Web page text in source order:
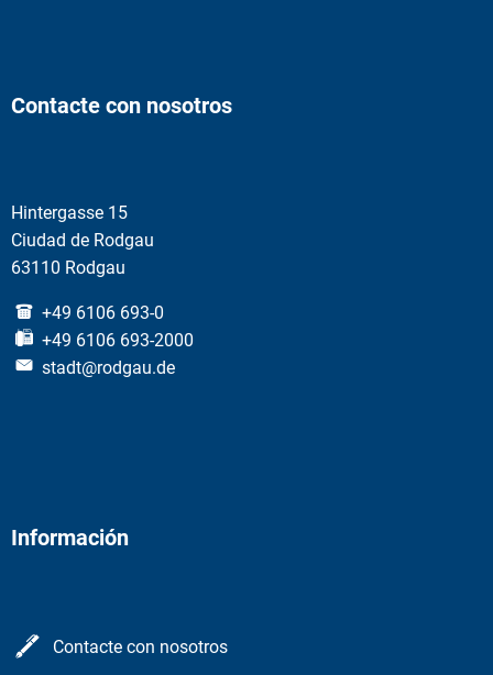
Contacte con nosotros
Hintergasse 15
Ciudad de Rodgau
63110 Rodgau
+49 6106 693-0
+49 6106 693-2000
stadt@rodgau.de
Información
Contacte con nosotros